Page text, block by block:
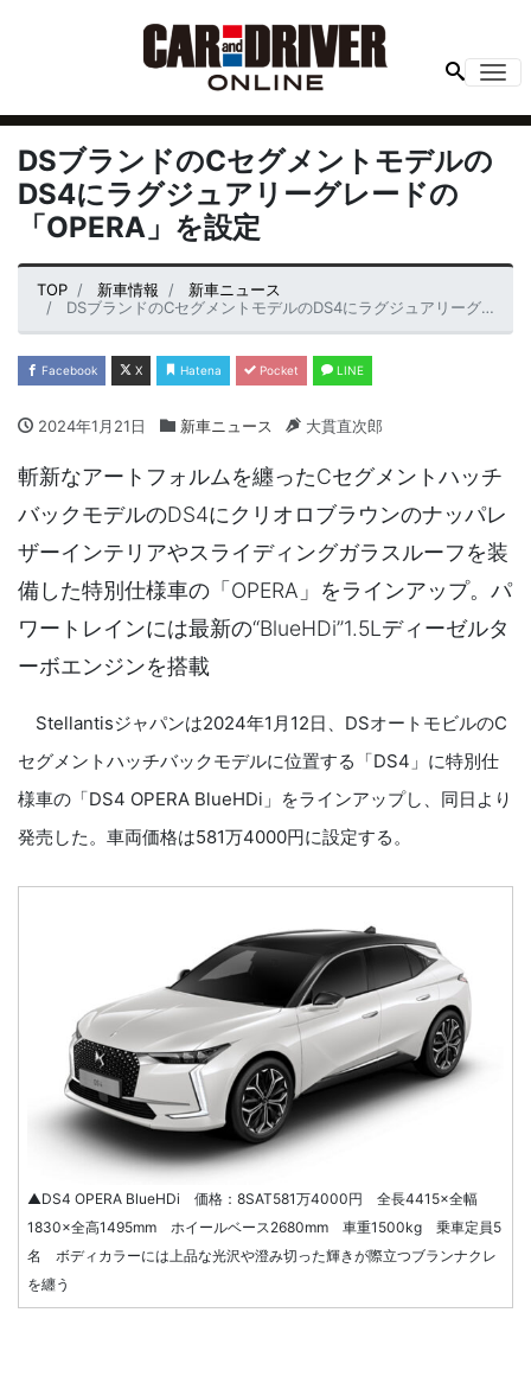
DSブランドのCセグメントモデルの
DS4にラグジュアリーグレードの
「OPERA」を設定
TOP 新車情報
新車ニュース
DSブランドのCセグメントモデルのDS4にラグジュアリーグレードの「OPERA」を設定
Facebook X Hatena Pocket LINE
2024年1月21日 新車ニュース 大貫直次郎
斬新なアートフォルムを纏ったCセグメントハッチ
バックモデルのDS4にクリオロブラウンのナッパレ
ザーインテリアやスライディングガラスルーフを装
備した特別仕様車の「OPERA」をラインアップ。パ
ワートレインには最新の“BlueHDi”1.5Lディーゼルタ
ーボエンジンを搭載
Stellantisジャパンは2024年1月12日、DSオートモビルのC
セグメントハッチバックモデルに位置する「DS4」に特別仕
様車の「DS4 OPERA BlueHDi」をラインアップし、同日より
発売した。車両価格は581万4000円に設定する。
▲DS4 OPERA BlueHDi 価格：8SAT581万4000円 全長4415×全幅
1830×全高1495mm ホイールベース2680mm 車重1500kg 乗車定員5
名 ボディカラーには上品な光沢や澄み切った輝きが際立つブランナクレ
を纏う